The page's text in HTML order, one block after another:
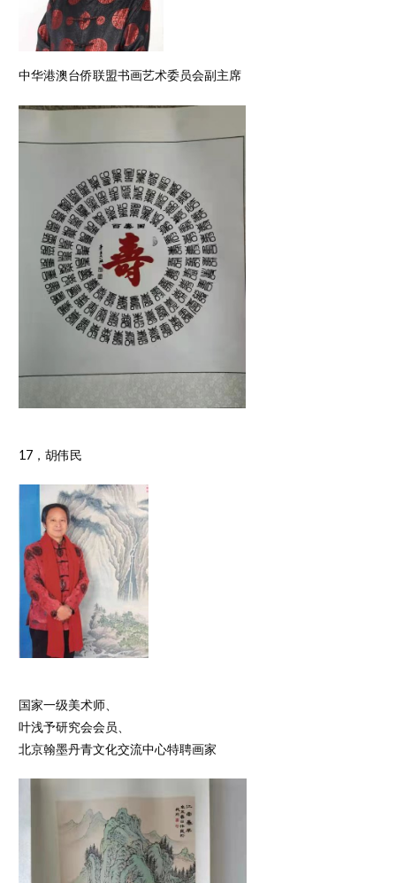
中华港澳台侨联盟书画艺术委员会副主席
17，胡伟民
国家一级美术师、
叶浅予研究会会员、
北京翰墨丹青文化交流中心特聘画家